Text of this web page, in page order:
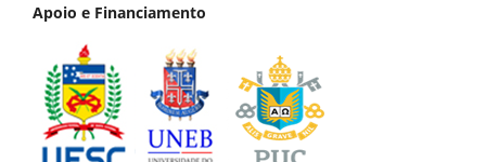
Apoio e Financiamento